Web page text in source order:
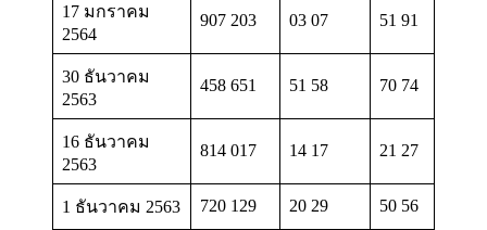
17 มกราคม
2564
907 203 03 07 51 91
30 ธันวาคม
2563
458 651 51 58 70 74
16 ธันวาคม
2563
814 017 14 17 21 27
1 ธันวาคม 2563 720 129 20 29 50 56